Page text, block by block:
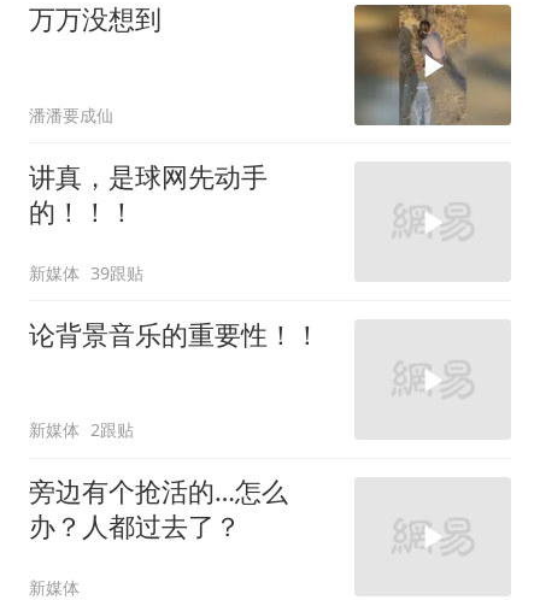
万万没想到
潘潘要成仙
讲真，是球网先动手
的！！！
新媒体 39跟贴
论背景音乐的重要性！！
新媒体 2跟贴
旁边有个抢活的…怎么
办？人都过去了？
新媒体